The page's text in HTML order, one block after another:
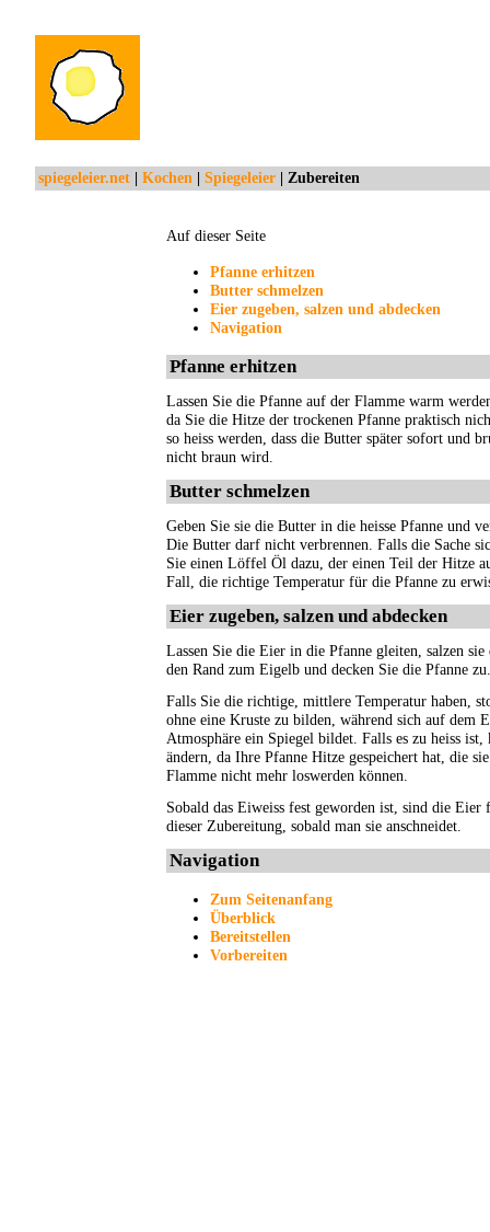
spiegeleier.net Kochen Spiegeleier | Zubereiten
Auf dieser Seite
Pfanne erhitzen
Butter schmelzen
Eier zugeben, salzen und abdecken
Navigation
Pfanne erhitzen
Lassen Sie die Pfanne auf der Flamme warm
da Sie die Hitze der trockenen Pfanne praktisch
so heiss werden, dass die Butter später sofort und
nicht braun wird.
Butter schmelzen
Geben Sie sie die Butter in die heisse Pfanne und
Die Butter darf nicht verbrennen. Falls die Sache
Sie einen Löffel Öl dazu, der einen Teil der Hitze
Fall, die richtige Temperatur für die Pfanne zu
Eier zugeben, salzen und abdecken
Lassen Sie die Eier in die Pfanne gleiten, salzen
den Rand zum Eigelb und decken Sie die Pfanne zu.
Falls Sie die richtige, mittlere Temperatur haben,
ohne eine Kruste zu bilden, während sich auf dem
Atmosphäre ein Spiegel bildet. Falls es zu heiss
ändern, da Ihre Pfanne Hitze gespeichert hat, die
Flamme nicht mehr loswerden können.
Sobald das Eiweiss fest geworden ist, sind die
dieser Zubereitung, sobald man sie anschneidet.
Navigation
Zum Seitenanfang
Überblick
Bereitstellen
Vorbereiten